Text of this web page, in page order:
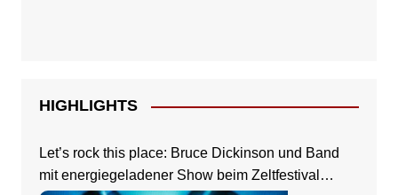
HIGHLIGHTS
Let’s rock this place: Bruce Dickinson und Band
mit energiegeladener Show beim Zeltfestival